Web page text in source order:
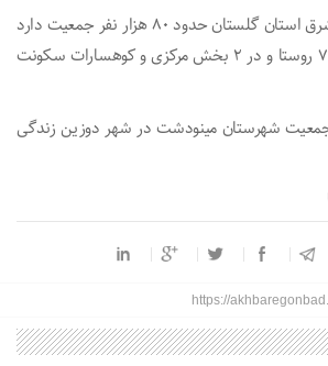
شهرستان مینودشت درشرق استان گلستان حدود ۸۰ هزار نفر جمعیت دارد
که در ۲ نقطه شهری و ۷۱ روستا و در ۲ بخش مرکزی و کوهسارات سکونت
و ۱۴۱ نفر از جمعیت شهرستان مینودشت در شهر دوزین زندگی
https://